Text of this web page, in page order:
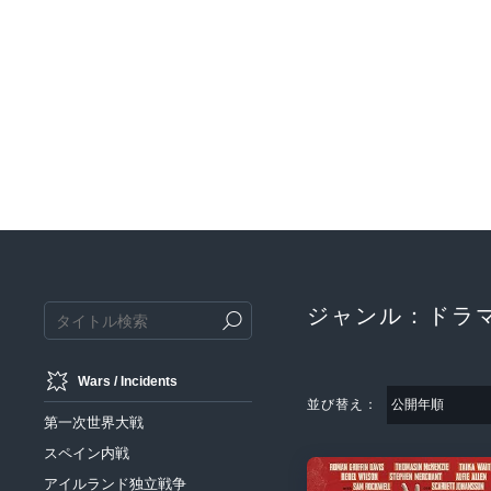
Wars / Incidents
第一次世界大戦
スペイン内戦
アイルランド独立戦争
ジャンル：ドラ
並び替え：